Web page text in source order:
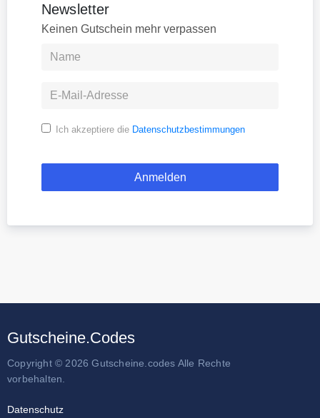
Newsletter
Keinen Gutschein mehr verpassen
Ich akzeptiere die Datenschutzbestimmungen
Gutscheine.Codes
Copyright © 2026 Gutscheine.codes Alle Rechte
vorbehalten.
Datenschutz